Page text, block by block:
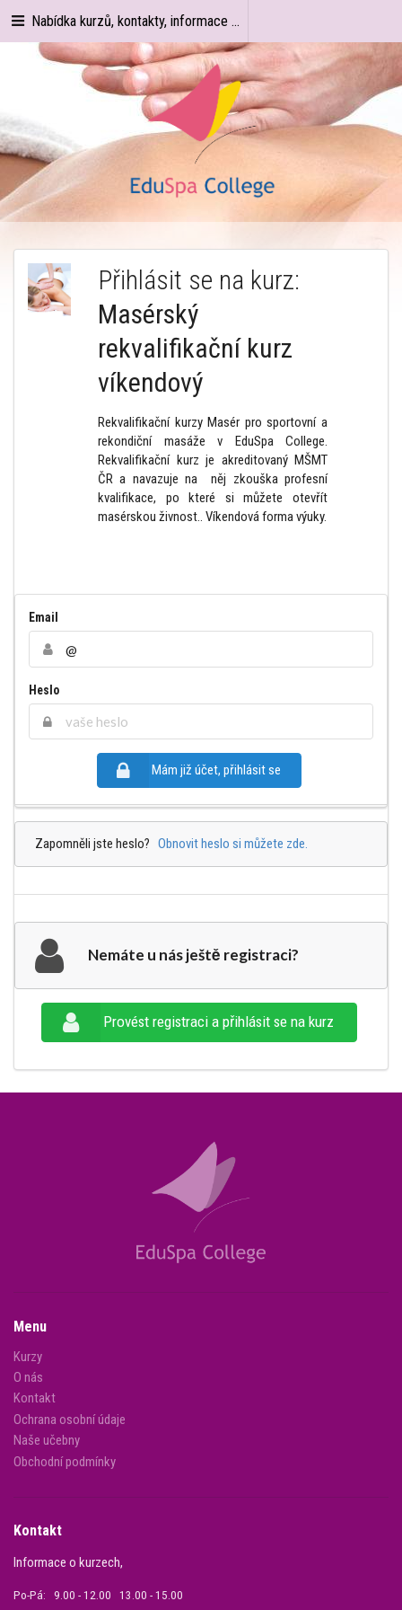
Nabídka kurzů, kontakty, informace ...
Přihlásit se na kurz:
Masérský
rekvalifikační kurz
víkendový
Rekvalifikační kurzy Masér pro sportovní a
rekondiční masáže v EduSpa College.
Rekvalifikační kurz je akreditovaný MŠMT
ČR a navazuje na něj zkouška profesní
kvalifikace, po které si můžete otevřít
masérskou živnost.. Víkendová forma výuky.
Email
Heslo
Mám již účet, přihlásit se
Zapomněli jste heslo? Obnovit heslo si můžete zde.
Nemáte u nás ještě registraci?
Provést registraci a přihlásit se na kurz
Menu
Kurzy
O nás
Kontakt
Ochrana osobní údaje
Naše učebny
Obchodní podmínky
Kontakt
Informace o kurzech,
Po-Pá: 9.00 - 12.00 13.00 - 15.00